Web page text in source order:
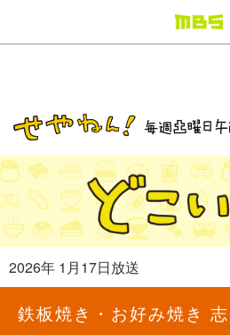
ドラマ
動画イズム
天気・防災
映画
グッズ
2026年 1月17日放送
鉄板焼き・お好み焼き 志